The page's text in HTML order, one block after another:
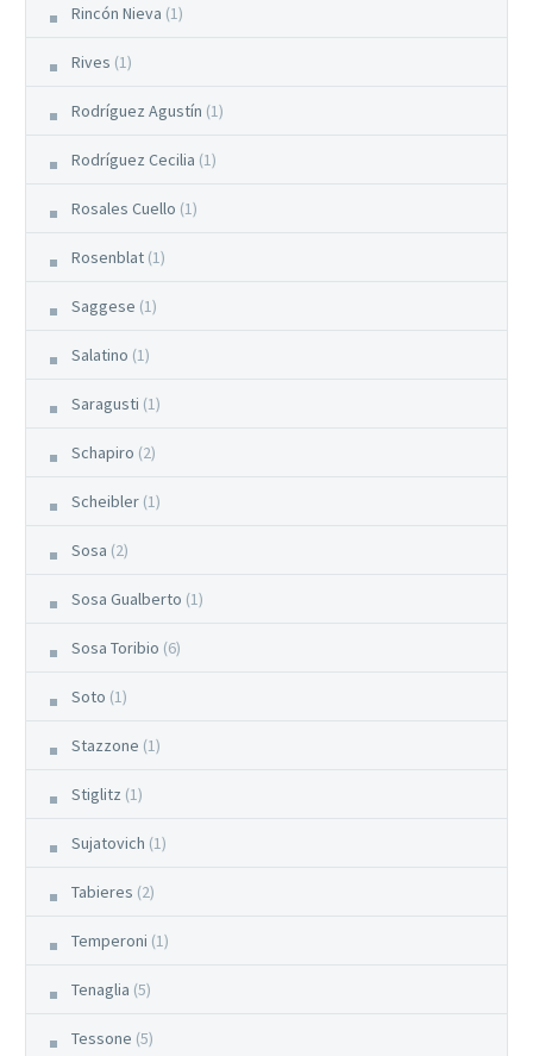
Rincón Nieva (1)
Rives (1)
Rodríguez Agustín (1)
Rodríguez Cecilia (1)
Rosales Cuello (1)
Rosenblat (1)
Saggese (1)
Salatino (1)
Saragusti (1)
Schapiro (2)
Scheibler (1)
Sosa (2)
Sosa Gualberto (1)
Sosa Toribio (6)
Soto (1)
Stazzone (1)
Stiglitz (1)
Sujatovich (1)
Tabieres (2)
Temperoni (1)
Tenaglia (5)
Tessone (5)